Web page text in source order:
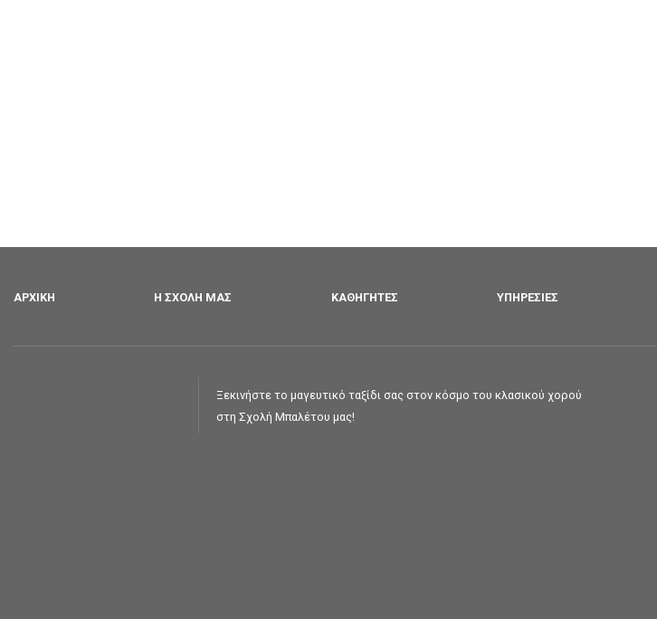
ΑΡΧΙΚΉ Η ΣΧΟΛΉ ΜΑΣ ΚΑΘΗΓΗΤΈΣ ΥΠΗΡΕΣΊΕΣ
Ξεκινήστε το μαγευτικό ταξίδι σας στον κόσμο του κλασικού χορού
στη Σχολή Μπαλέτου μας!